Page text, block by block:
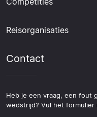
Reisorganisaties
Contact
Heb je een vraag, een fout
wedstrijd? Vul het